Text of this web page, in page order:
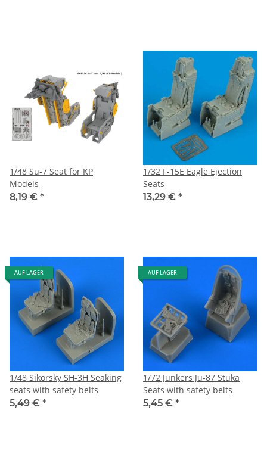
1/48 Su-7 Seat for KP
Models
8,19 € *
1/32 F-15E Eagle Ejection
Seats
13,29 € *
AUF LAGER
1/48 Sikorsky SH-3H Seaking
seats with safety belts
5,49 € *
AUF LAGER
1/72 Junkers Ju-87 Stuka
Seats with safety belts
5,45 € *